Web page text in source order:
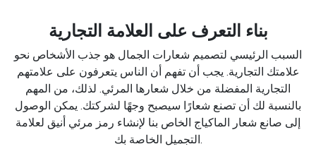
بناء التعرف على العلامة التجارية
السبب الرئيسي لتصميم شعارات الجمال هو جذب الأشخاص نحو
علامتك التجارية. يجب أن تفهم أن الناس يتعرفون على علامتهم
التجارية المفضلة من خلال شعارها المرئي. لذلك، من المهم
بالنسبة لك أن تصنع شعارًا سيصبح وجهًا لشركتك. يمكن الوصول
إلى صانع شعار الماكياج الخاص بنا لإنشاء رمز مرئي أنيق لعلامة
التجميل الخاصة بك.